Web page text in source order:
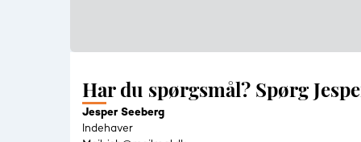
Har du spørgsmål? Spørg
Jesper Seeberg
Indehaver